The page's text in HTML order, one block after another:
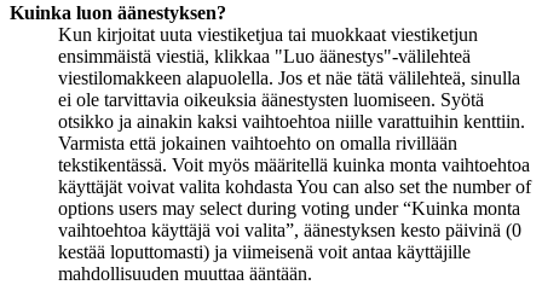
Kuinka luon äänestyksen?
Kun kirjoitat uuta viestiketjua tai muokkaat viestiketjun
ensimmäistä viestiä, klikkaa "Luo äänestys"-välilehteä
viestilomakkeen alapuolella. Jos et näe tätä välilehteä, sinulla
ei ole tarvittavia oikeuksia äänestysten luomiseen. Syötä
otsikko ja ainakin kaksi vaihtoehtoa niille varattuihin kenttiin.
Varmista että jokainen vaihtoehto on omalla rivillään
tekstikentässä. Voit myös määritellä kuinka monta vaihtoehtoa
käyttäjät voivat valita kohdasta You can also set the number of
options users may select during voting under “Kuinka monta
vaihtoehtoa käyttäjä voi valita”, äänestyksen kesto päivinä (0
kestää loputtomasti) ja viimeisenä voit antaa käyttäjille
mahdollisuuden muuttaa ääntään.